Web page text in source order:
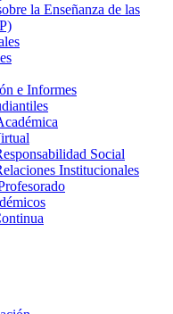
la Enseñanza de las
e Informes
Social
Institucionales